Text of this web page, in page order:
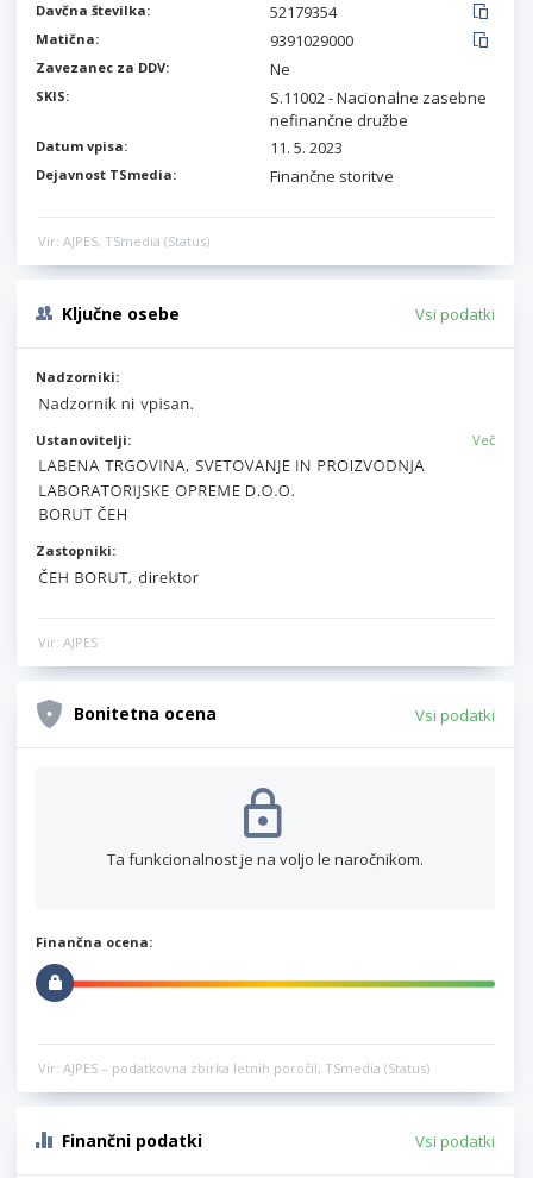
Davčna številka: 52179354
Matična: 9391029000
Zavezanec za DDV: Ne
SKIS:
S.11002 - Nacionalne zasebne
nefinančne družbe
Datum vpisa: 11. 5. 2023
Dejavnost TSmedia: Finančne storitve
Vir: AJPES, TSmedia (Status)
Ključne osebe Vsi podatki
Nadzorniki:
Ustanovitelji: Več
Zastopniki:
Vir: AJPES
Bonitetna ocena Vsi podatki
Ta funkcionalnost je na voljo le naročnikom.
Finančna ocena:
Vir: AJPES – podatkovna zbirka letnih poročil, TSmedia (Status)
Finančni podatki Vsi podatki